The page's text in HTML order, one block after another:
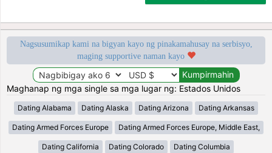
Nagsusumikap kami na bigyan kayo ng pinakamahusay na serbisyo,
maging supportive naman kayo
Maghanap ng mga single sa mga lugar ng: Estados Unidos
Dating Alabama Dating Alaska Dating Arizona Dating Arkansas
Dating Armed Forces Europe Dating Armed Forces Europe, Middle East,
Dating California Dating Colorado Dating Columbia